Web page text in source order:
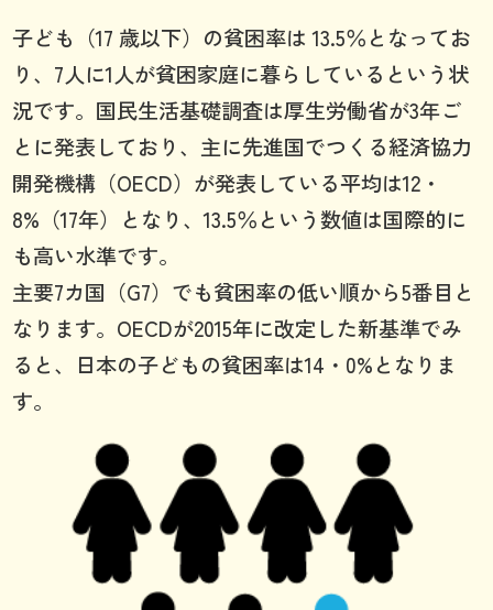
子ども（17 歳以下）の貧困率は 13.5％となってお
り、7人に1人が貧困家庭に暮らしているという状
況です。国民生活基礎調査は厚生労働省が3年ご
とに発表しており、主に先進国でつくる経済協力
開発機構（OECD）が発表している平均は12・
8%（17年）となり、13.5％という数値は国際的に
も高い水準です。
主要7カ国（G7）でも貧困率の低い順から5番目と
なります。OECDが2015年に改定した新基準でみ
ると、日本の子どもの貧困率は14・0%となりま
す。